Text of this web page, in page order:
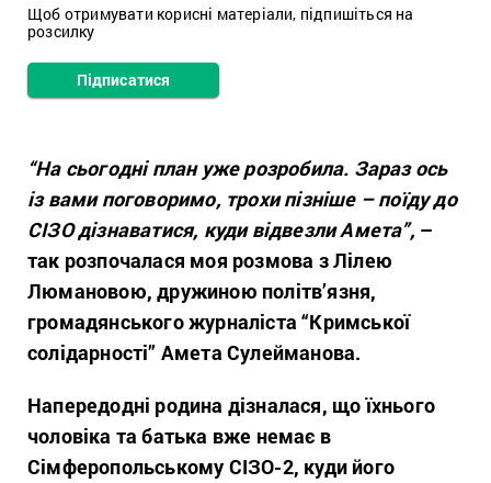
Щоб отримувати корисні матеріали, підпишіться на
розсилку
Підписатися
“На сьогодні план уже розробила. Зараз ось
із вами поговоримо, трохи пізніше – поїду до
СІЗО дізнаватися, куди відвезли Амета”, –
так розпочалася моя розмова з Лілею
Люмановою, дружиною політв’язня,
громадянського журналіста “Кримської
солідарності” Амета Сулейманова.
Напередодні родина дізналася, що їхнього
чоловіка та батька вже немає в
Сімферопольському СІЗО-2, куди його